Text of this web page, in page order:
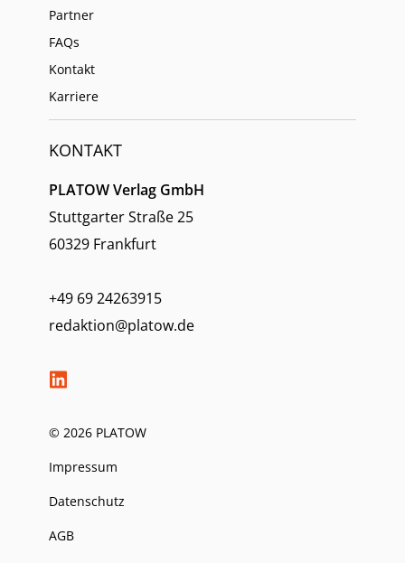
Partner
FAQs
Kontakt
Karriere
KONTAKT
PLATOW Verlag GmbH
Stuttgarter Straße 25
60329 Frankfurt
+49 69 24263915
redaktion@platow.de
© 2026 PLATOW
Impressum
Datenschutz
AGB